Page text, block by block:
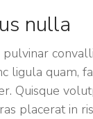
nulla
ligula quam,
Quisque
placerat in